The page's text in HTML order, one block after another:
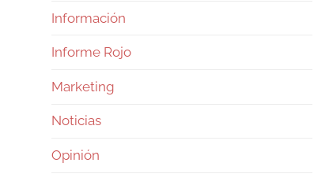
Información
Informe Rojo
Marketing
Noticias
Opinión